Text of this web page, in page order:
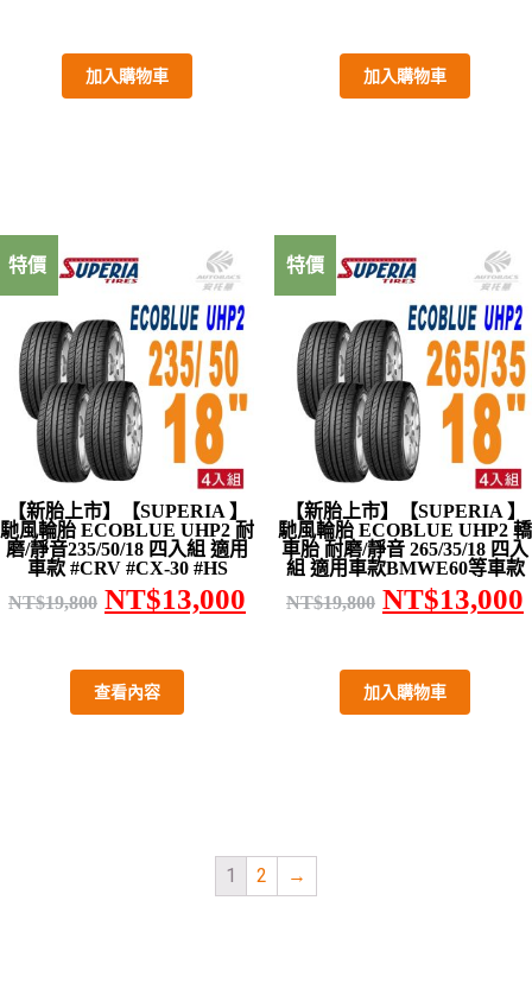
加入購物車 加入購物車
特價
【新胎上市】【SUPERIA 】
馳風輪胎 ECOBLUE UHP2 耐
磨/靜音235/50/18 四入組 適用
車款 #CRV #CX-30 #HS
NT$19,800 NT$13,000
查看內容
特價
【新胎上市】【SUPERIA 】
馳風輪胎 ECOBLUE UHP2 轎
車胎 耐磨/靜音 265/35/18 四入
組 適用車款BMWE60等車款
NT$19,800 NT$13,000
加入購物車
1 2 →